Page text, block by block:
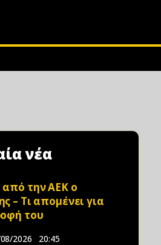
νέα
την ΑΕΚ ο
– Τι απομένει για
του
2026 20:45